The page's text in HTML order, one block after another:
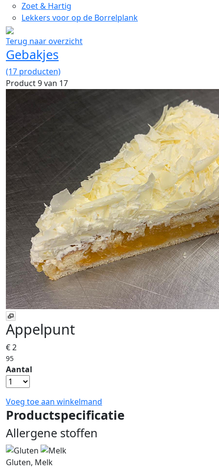
Zoet & Hartig
Lekkers voor op de Borrelplank
Terug naar overzicht
Gebakjes
(17 producten)
Product 9 van 17
Appelpunt
€ 2
95
Aantal
Voeg toe aan winkelmand
Productspecificatie
Allergene stoffen
Gluten, Melk